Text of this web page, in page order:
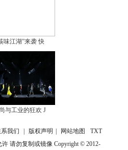
味江湖”来袭 快
与工业的狂欢 J
我们 版权声明 网站地图
TXT
请勿复制或镜像 Copyright © 2012-